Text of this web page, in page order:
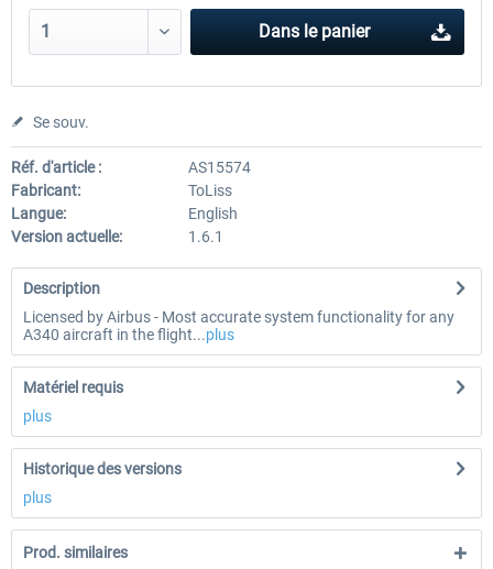
Dans le panier
Se souv.
Réf. d'article :
AS15574
Fabricant:
ToLiss
Langue:
English
Version actuelle:
1.6.1
Description
Licensed by Airbus - Most accurate system functionality for any
A340 aircraft in the flight...plus
Matériel requis
plus
Historique des versions
plus
Prod. similaires